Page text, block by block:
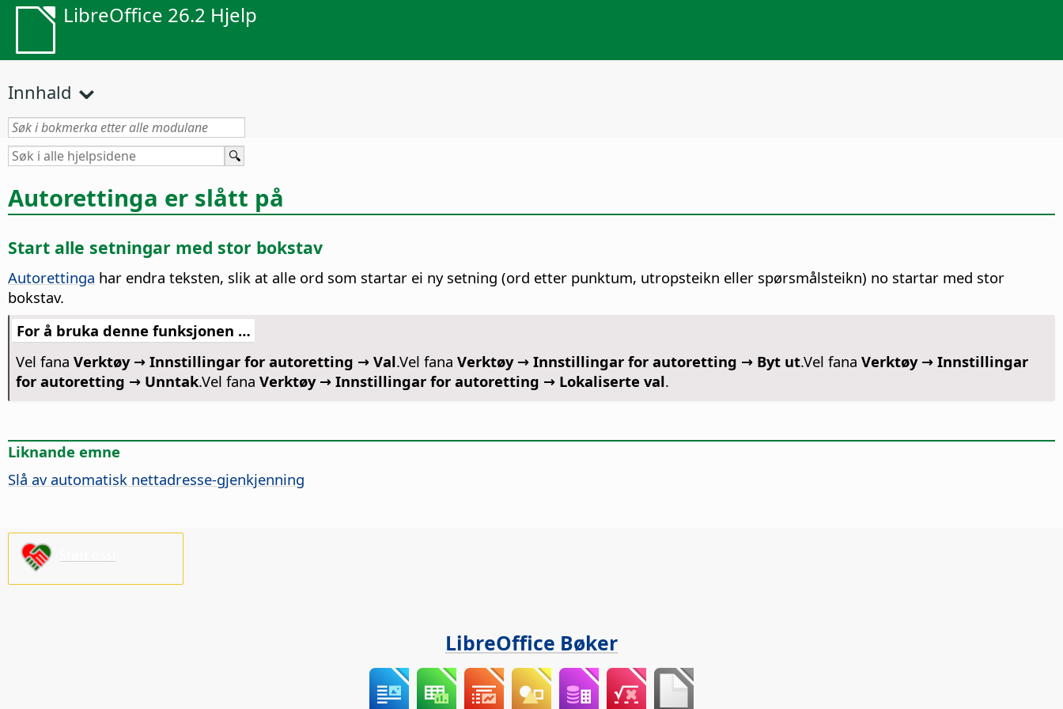
LibreOffice 26.2 Hjelp
Innhald
Autorettinga er slått på
Start alle setningar med stor bokstav
Autorettinga har endra teksten, slik at alle ord som startar ei ny setning (ord etter punktum, utropsteikn eller spørsmålsteikn) no startar med stor
bokstav.
For å bruka denne funksjonen …
Vel fana Verktøy → Innstillingar for autoretting → Val.Vel fana Verktøy → Innstillingar for autoretting → Byt ut.Vel fana Verktøy → Innstillingar
for autoretting → Unntak.Vel fana Verktøy → Innstillingar for autoretting → Lokaliserte val.
Liknande emne
Slå av automatisk nettadresse-gjenkjenning
LibreOffice Bøker